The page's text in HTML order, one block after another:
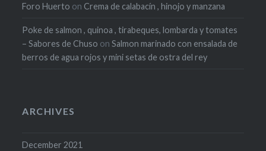
Foro Huerto on Crema de calabacín , hinojo y manzana
Poke de salmon , quinoa , tirabeques, lombarda y tomates
– Sabores de Chuso onSalmon marinado con ensalada de
berros de agua rojos y mini setas de ostra del rey
ARCHIVES
December 2021